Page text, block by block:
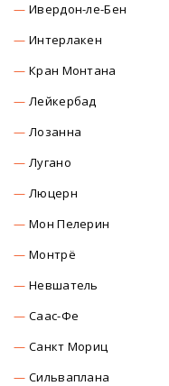
Ивердон-ле-Бен
Интерлакен
Кран Монтана
Лейкербад
Лозанна
Лугано
Люцерн
Мон Пелерин
Монтрё
Невшатель
Саас-Фе
Санкт Мориц
Сильваплана